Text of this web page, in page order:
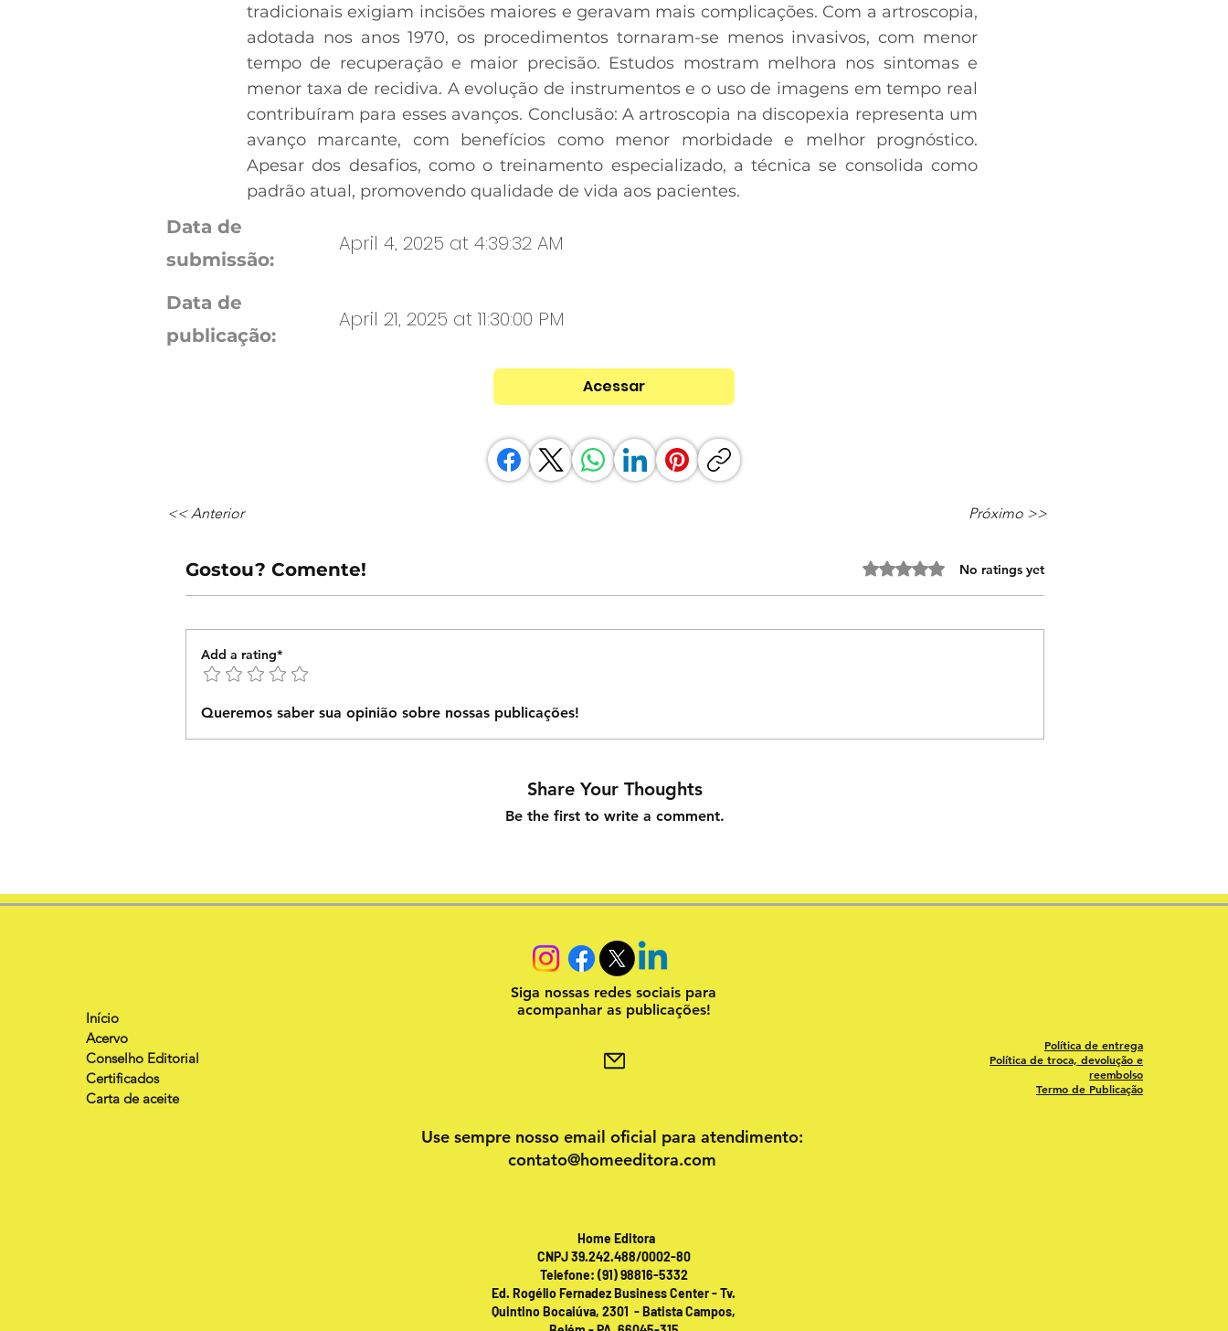
tradicionais exigiam incisões maiores e geravam mais complicações. Com a artroscopia,
adotada nos anos 1970, os procedimentos tornaram-se menos invasivos, com menor
tempo de recuperação e maior precisão. Estudos mostram melhora nos sintomas e
menor taxa de recidiva. A evolução de instrumentos e o uso de imagens em tempo real
contribuíram para esses avanços. Conclusão: A artroscopia na discopexia representa um
avanço marcante, com benefícios como menor morbidade e melhor prognóstico.
Apesar dos desafios, como o treinamento especializado, a técnica se consolida como
padrão atual, promovendo qualidade de vida aos pacientes.
Data de
submissão:
April 4, 2025 at 4:39:32 AM
Data de
publicação:
April 21, 2025 at 11:30:00 PM
Acessar
<< Anterior Próximo >>
Gostou? Comente! Rated 0 out of 5 stars. No ratings yet
Add a rating*
Queremos saber sua opinião sobre nossas publicações!
Share Your Thoughts
Be the first to write a comment.
Início
Acervo
Conselho Editorial
Certificados
Carta de aceite
Siga nossas redes sociais para
acompanhar as publicações!
Política de entrega
Política de troca, devolução e
reembolso
Termo de Publicação
Use sempre nosso email oficial para atendimento:
contato@homeeditora.com
Home Editora
CNPJ 39.242.488/0002-80
Telefone: (91) 98816-5332
Ed. Rogélio Fernadez Business Center - Tv.
Quintino Bocaiúva, 2301 - Batista Campos,